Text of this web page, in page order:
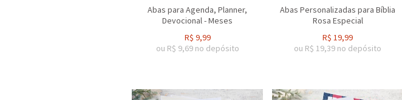
Abas para Agenda, Planner,
Devocional - Meses
R$ 9,99
ou R$ 9,69 no depósito
Abas Personalizadas para Bíblia
Rosa Especial
R$ 19,99
ou R$ 19,39 no depósito